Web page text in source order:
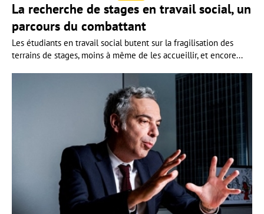
La recherche de stages en travail social, un
parcours du combattant
Les étudiants en travail social butent sur la fragilisation des
terrains de stages, moins à même de les accueillir, et encore...